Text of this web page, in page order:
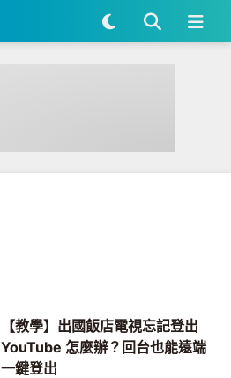
【教學】出國飯店電視忘記登出
YouTube 怎麼辦？回台也能遠端
一鍵登出